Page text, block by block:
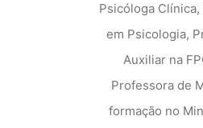
Psicóloga
em Psicologia,
Auxiliar na
Professora de
formação no